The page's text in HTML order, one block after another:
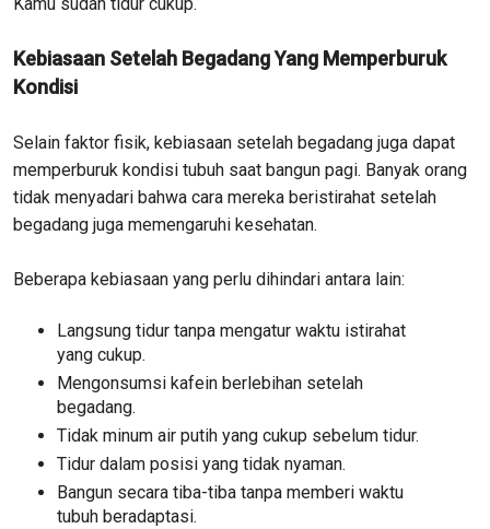
Kebiasaan Setelah Begadang Yang Memperburuk
Kondisi
Selain faktor fisik, kebiasaan setelah begadang juga dapat
memperburuk kondisi tubuh saat bangun pagi. Banyak orang
tidak menyadari bahwa cara mereka beristirahat setelah
begadang juga memengaruhi kesehatan.
Beberapa kebiasaan yang perlu dihindari antara lain:
Langsung tidur tanpa mengatur waktu istirahat
yang cukup.
Mengonsumsi kafein berlebihan setelah
begadang.
Tidak minum air putih yang cukup sebelum tidur.
Tidur dalam posisi yang tidak nyaman.
Bangun secara tiba-tiba tanpa memberi waktu
tubuh beradaptasi.